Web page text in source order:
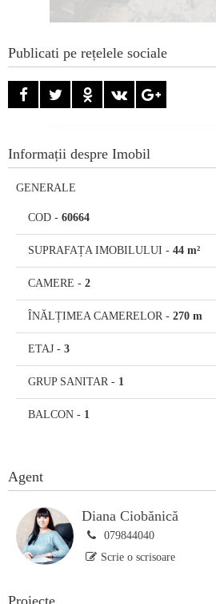
Publicati pe rețelele sociale
Informații despre Imobil
GENERALE
COD - 60664
SUPRAFAȚA IMOBILULUI - 44 m²
CAMERE - 2
ÎNĂLȚIMEA CAMERELOR - 270 m
ETAJ - 3
GRUP SANITAR - 1
BALCON - 1
Agent
Diana Ciobănică
079844040
Scrie o scrisoare
Proiecte